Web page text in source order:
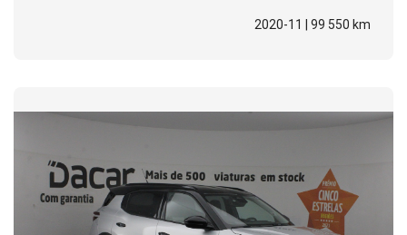
2020-11 | 99 550 km